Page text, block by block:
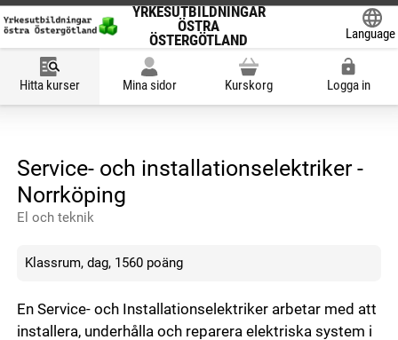
YRKESUTBILDNINGAR
ÖSTRA
ÖSTERGÖTLAND
Language
Hitta kurser Mina sidor Kurskorg Logga in
Service- och installationselektriker -
Norrköping
El och teknik
Klassrum, dag, 1560 poäng
En Service- och Installationselektriker arbetar med att
installera, underhålla och reparera elektriska system i